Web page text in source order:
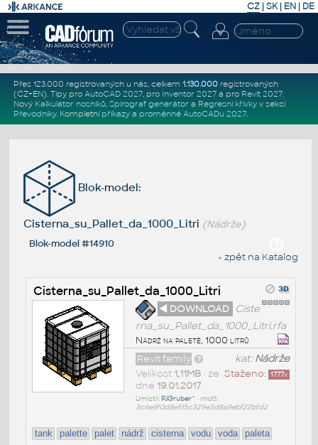
CZ | SK| EN | DE
Přes 123.000 registrovaných u nás, celkem 1.130.000registrovaných
(CZ+EN). Tipy pro AutoCAD 2027, pro Inventor 2027a pro Revit 2027.
Nový Kalkulátor nosníků, Spirograf generátor a Regresní křivkyv sekci
Převodníky. Kompletní příkazya proměnné AutoCADu 2027.
Blok-model:
Cisterna_su_Pallet_da_1000_Litri (Nádrže)
Blok-model #14910
« zpět na Katalog
Cisterna_su_Pallet_da_1000_Litri
◄ DOWNLOAD Ciste
rna_su_Pallet_da_1000_Litri.rfa
Nádrž na paletě, 1000 litrů
kat:Nádrže
Revit family
Staženo: 1777x
Velikost 1,11MB• ze
dne 19.01.2017
Umístil: PJGruber^ • md5:
3c4e9f0d8e515c329e3d8a9ebf22bfd2
tank palette palet nádrž cisterna vodu voda paleta